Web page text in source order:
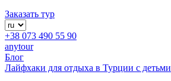
Заказать тур
+38 073 490 55 90
anytour
Блог
Лайфхаки для отдыха в Турции с детьми